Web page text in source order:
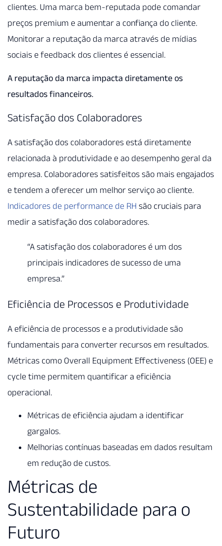
clientes. Uma marca bem-reputada pode comandar
preços premium e aumentar a confiança do cliente.
Monitorar a reputação da marca através de mídias
sociais e feedback dos clientes é essencial.
A reputação da marca impacta diretamente os
resultados financeiros.
Satisfação dos Colaboradores
A satisfação dos colaboradores está diretamente
relacionada à produtividade e ao desempenho geral da
empresa. Colaboradores satisfeitos são mais engajados
e tendem a oferecer um melhor serviço ao cliente.
Indicadores de performance de RH são cruciais para
medir a satisfação dos colaboradores.
“A satisfação dos colaboradores é um dos
principais indicadores de sucesso de uma
empresa.”
Eficiência de Processos e Produtividade
A eficiência de processos e a produtividade são
fundamentais para converter recursos em resultados.
Métricas como Overall Equipment Effectiveness (OEE) e
cycle time permitem quantificar a eficiência
operacional.
Métricas de eficiência ajudam a identificar
gargalos.
Melhorias contínuas baseadas em dados resultam
em redução de custos.
Métricas de
Sustentabilidade para o
Futuro